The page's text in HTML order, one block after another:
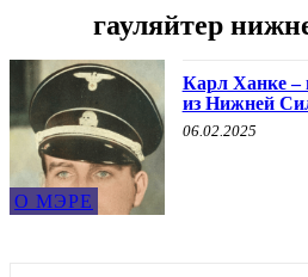
гауляйтер
О МЭРЕ
Карл Ханке –
из Нижней
06.02.2025